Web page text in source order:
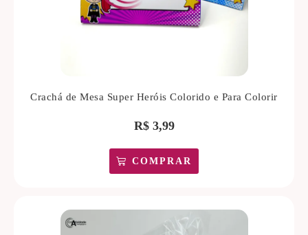
Crachá de Mesa Super Heróis Colorido e Para Colorir
R$3,99
COMPRAR